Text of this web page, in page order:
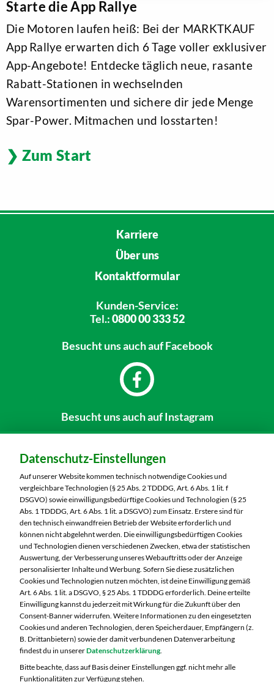
Starte die App Rallye
Die Motoren laufen heiß: Bei der MARKTKAUF
App Rallye erwarten dich 6 Tage voller exklusiver
App-Angebote! Entdecke täglich neue, rasante
Rabatt-Stationen in wechselnden
Warensortimenten und sichere dir jede Menge
Spar-Power. Mitmachen und losstarten!
Zum Start
Karriere
Über uns
Kontaktformular
Kunden-Service:
Tel.:0800 00 333 52
Besucht unsauch auf Facebook
Besucht unsauch auf Instagram
Dein Markt:
MARKTKAUF Schweinfurt
Carl-Benz-Straße 7
97424 Schweinfurt
Telefon:09721 77040
Markt ändern
Öffnungszeiten diese Woche:
Mo:
07:00 – 20:00 Uhr
Di:
07:00 – 20:00 Uhr
Do:
07:00 – 20:00 Uhr
Datenschutz-Einstellungen
Auf unserer Website kommen technisch notwendige Cookies und
vergleichbare Technologien (§ 25 Abs. 2 TDDDG, Art. 6 Abs. 1 lit. f
DSGVO) sowie einwilligungsbedürftige Cookies und Technologien (§ 25
Abs. 1 TDDDG, Art. 6 Abs. 1 lit. a DSGVO) zum Einsatz. Erstere sind für
den technisch einwandfreien Betrieb der Website erforderlich und
können nicht abgelehnt werden. Die einwilligungsbedürftigen Cookies
und Technologien dienen verschiedenen Zwecken, etwa der statistischen
Auswertung, der Verbesserung unseres Webauftritts oder der Anzeige
personalisierter Inhalte und Werbung. Sofern Sie diese zusätzlichen
Cookies und Technologien nutzen möchten, ist deine Einwilligung gemäß
Art. 6 Abs. 1 lit. a DSGVO, § 25 Abs. 1 TDDDG erforderlich. Deine erteilte
Einwilligung kannst du jederzeit mit Wirkung für die Zukunft über den
Consent-Banner widerrufen. Weitere Informationen zu den eingesetzten
Cookies und anderen Technologien, deren Speicherdauer, Empfängern (z.
B. Drittanbietern) sowie der damit verbundenen Datenverarbeitung
findest du in unsererDatenschutzerklärung.
Bitte beachte, dass auf Basis deiner Einstellungen ggf. nicht mehr alle
Funktionalitäten zur Verfügung stehen.